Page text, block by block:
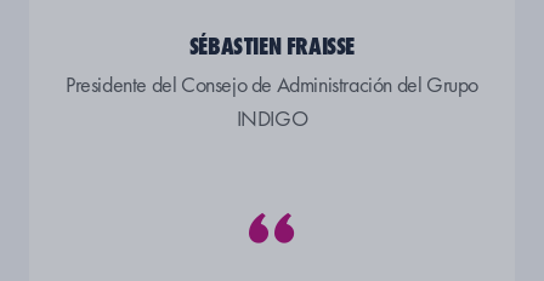
SÉBASTIEN FRAISSE
Presidente del Consejo de Administración del Grupo
INDIGO